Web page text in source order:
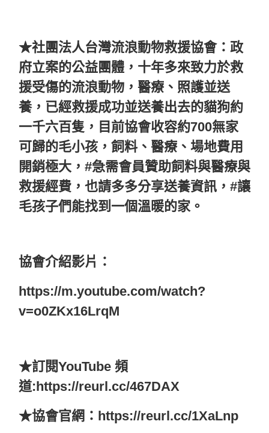
★社團法人台灣流浪動物救援協會：政
府立案的公益團體，十年多來致力於救
援受傷的流浪動物，醫療、照護並送
養，已經救援成功並送養出去的貓狗約
一千六百隻，目前協會收容約700無家
可歸的毛小孩，飼料、醫療、場地費用
開銷極大，#急需會員贊助飼料與醫療與
救援經費，也請多多分享送養資訊，#讓
毛孩子們能找到一個溫暖的家。
協會介紹影片：
https://m.youtube.com/watch?
v=o0ZKx16LrqM
★訂閱YouTube 頻
道:https://reurl.cc/467DAX
★協會官網：https://reurl.cc/1XaLnp